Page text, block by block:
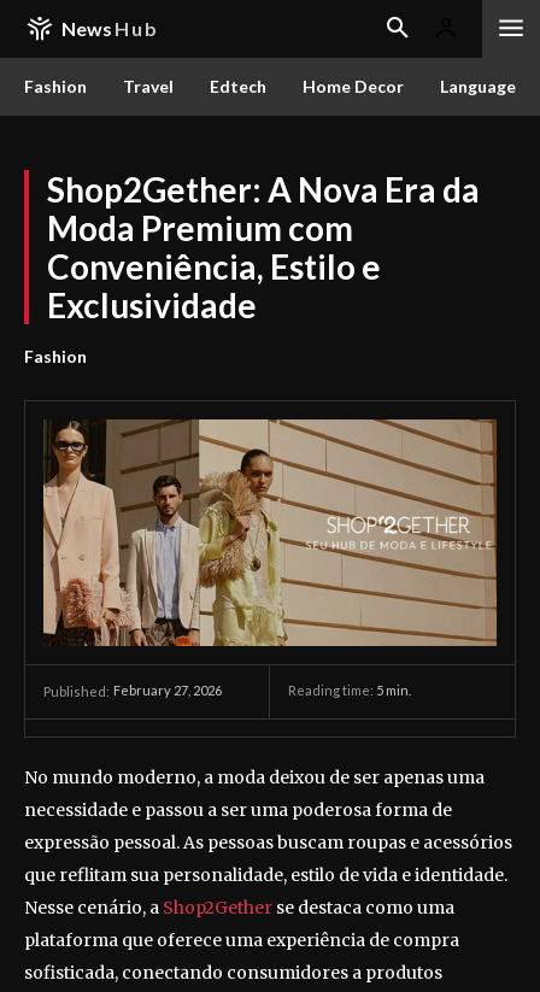
News Hub
Fashion Travel Edtech Home Decor Language
Shop2Gether: A Nova Era da
Moda Premium com
Conveniência, Estilo e
Exclusividade
Fashion
Published: February 27, 2026 Reading time: 5 min.
No mundo moderno, a moda deixou de ser apenas uma
necessidade e passou a ser uma poderosa forma de
expressão pessoal. As pessoas buscam roupas e acessórios
que reflitam sua personalidade, estilo de vida e identidade.
Nesse cenário, a Shop2Gether se destaca como uma
plataforma que oferece uma experiência de compra
sofisticada, conectando consumidores a produtos